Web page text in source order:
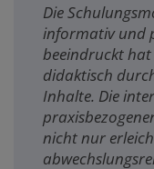
Die
informativ und
beeindruckt
didaktisch
Inhalte. Die
nicht nur